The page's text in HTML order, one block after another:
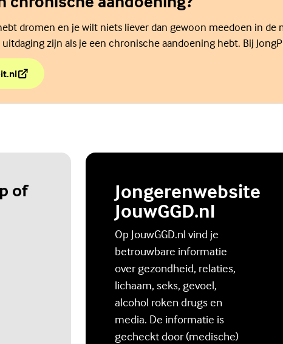
dromen en je wilt niets liever dan gewoon meedoen in de
zijn als je een chronische aandoening hebt. Bij
jongpit.nl.
chronische aandoening?
of
Jongerenwebsite
JouwGGD.nl
Op JouwGGD.nl vind je
betrouwbare informatie
over gezondheid, relaties,
lichaam, seks, gevoel,
alcohol roken drugs en
media. De informatie is
gecheckt door (medische)